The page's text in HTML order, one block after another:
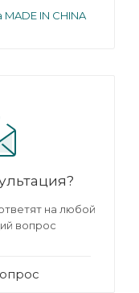
IN CHINA
на любой
вопрос